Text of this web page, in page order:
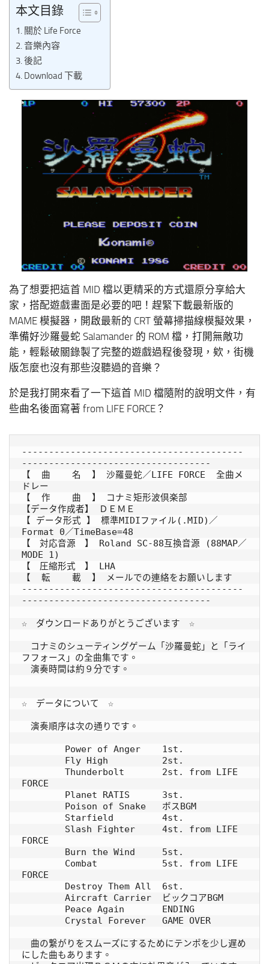
本文目錄
關於 Life Force
音樂內容
後記
Download 下載
為了想要把這首 MID 檔以更精采的方式還原分享給大
家，搭配遊戲畫面是必要的吧！趕緊下載最新版的
MAME 模擬器，開啟最新的 CRT 螢幕掃描線模擬效果，
準備好沙羅曼蛇 Salamander 的 ROM 檔，打開無敵功
能，輕鬆破關錄製了完整的遊戲過程後發現，欸，街機
版怎麼也沒有那些沒聽過的音樂？
於是我打開來看了一下這首 MID 檔隨附的說明文件，有
些曲名後面寫著 from LIFE FORCE？
-----------------------------------------
-----------------------------------
【  曲    名  】 沙羅曼蛇／LIFE FORCE  全曲メ
ドレー
【  作    曲  】 コナミ矩形波倶楽部
【データ作成者】 ＤＥＭＥ
【 データ形式 】 標準MIDIファイル(.MID)／
Format 0／TimeBase=48
【　対応音源　】 Roland SC-88互換音源 (88MAP／
MODE 1)
【　圧縮形式　】 LHA
【  転    載  】 メールでの連絡をお願いします
-----------------------------------------
-----------------------------------
☆　ダウンロードありがとうございます　☆
コナミのシューティングゲーム「沙羅曼蛇」と「ライ
フフォース」の全曲集です。
演奏時間は約９分です。
☆　データについて　☆
演奏順序は次の通りです。
FORCE
FORCE
FORCE
曲の繋がりをスムーズにするためにテンポを少し遅め
にした曲もあります。